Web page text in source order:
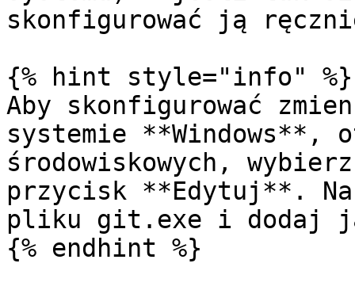
skonfigurować ją
{% hint style="info" %}
Aby skonfigurować
systemie **Windows**,
środowiskowych,
przycisk **Edytuj**.
pliku git.exe i dodaj
{% endhint %}